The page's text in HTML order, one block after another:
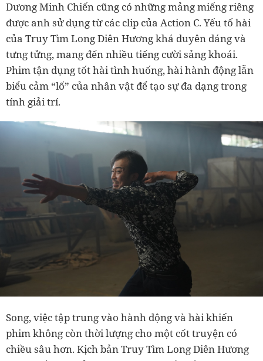
Dương Minh Chiến cũng có những mảng miếng riêng
được anh sử dụng từ các clip của Action C. Yếu tố hài
của Truy Tìm Long Diên Hương khá duyên dáng và
tưng tửng, mang đến nhiều tiếng cười sảng khoái.
Phim tận dụng tốt hài tình huống, hài hành động lẫn
biểu cảm “lố” của nhân vật để tạo sự đa dạng trong
tính giải trí.
Song, việc tập trung vào hành động và hài khiến
phim không còn thời lượng cho một cốt truyện có
chiều sâu hơn. Kịch bản Truy Tìm Long Diên Hương